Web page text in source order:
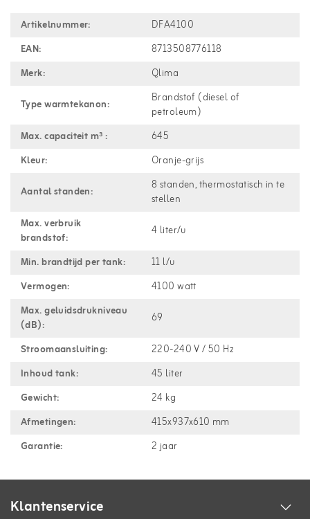
Artikelnummer:
DFA4100
EAN:
8713508776118
Merk:
Qlima
Type warmtekanon:
Brandstof (diesel of
petroleum)
Max. capaciteit m³ :
645
Kleur:
Oranje-grijs
Aantal standen:
8 standen, thermostatisch in te
stellen
Max. verbruik
brandstof:
4 liter/u
Min. brandtijd per tank:
11 l/u
Vermogen:
4100 watt
Max. geluidsdrukniveau
(dB):
69
Stroomaansluiting:
220-240 V / 50 Hz
Inhoud tank:
45 liter
Gewicht:
24 kg
Afmetingen:
415x937x610 mm
Garantie:
2 jaar
Klantenservice